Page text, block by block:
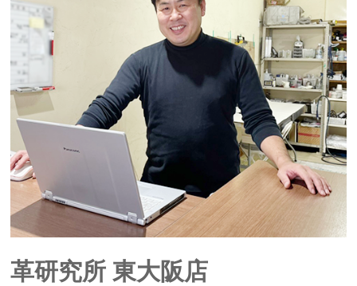
革研究所 東大阪店